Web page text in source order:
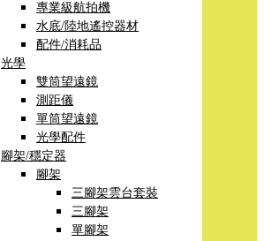
專業級航拍機
水底/陸地遙控器材
配件/消耗品
光學
雙筒望遠鏡
測距儀
單筒望遠鏡
光學配件
腳架/穩定器
腳架
三腳架雲台套裝
三腳架
單腳架